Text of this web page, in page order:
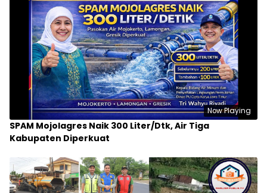
Now Playing
SPAM Mojolagres Naik 300 Liter/Dtk, Air Tiga
Kabupaten Diperkuat